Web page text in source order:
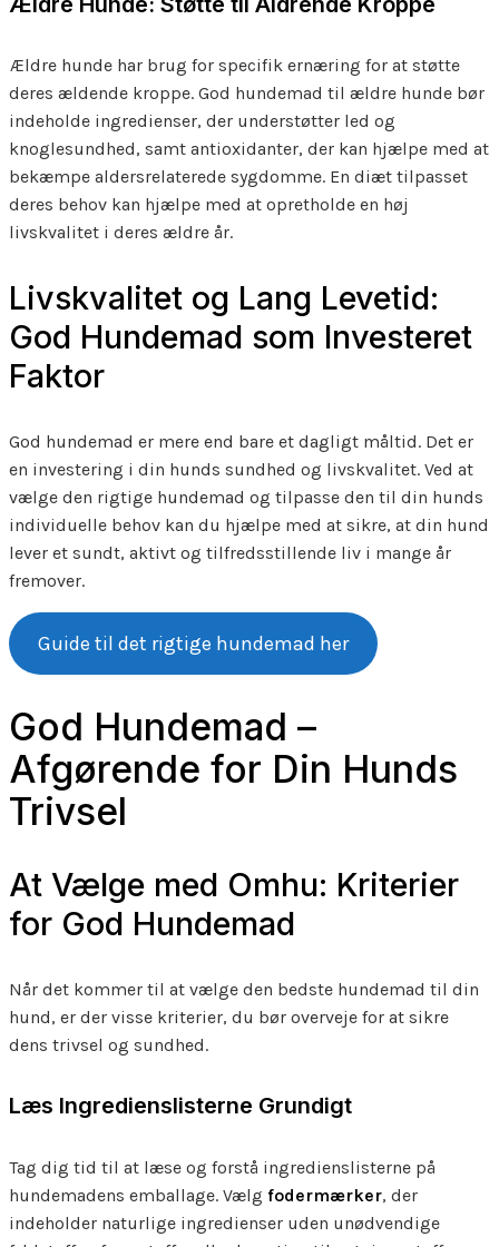
Ældre hunde har brug for specifik ernæring for at støtte
deres ældende kroppe. God hundemad til ældre hunde bør
indeholde ingredienser, der understøtter led og
knoglesundhed, samt antioxidanter, der kan hjælpe med at
bekæmpe aldersrelaterede sygdomme. En diæt tilpasset
deres behov kan hjælpe med at opretholde en høj
livskvalitet i deres ældre år.
Livskvalitet og Lang Levetid:
God Hundemad som Investeret
Faktor
God hundemad er mere end bare et dagligt måltid. Det er
en investering i din hunds sundhed og livskvalitet. Ved at
vælge den rigtige hundemad og tilpasse den til din hunds
individuelle behov kan du hjælpe med at sikre, at din hund
lever et sundt, aktivt og tilfredsstillende liv i mange år
fremover.
Guide til det rigtige hundemad her
God Hundemad –
Afgørende for Din Hunds
Trivsel
At Vælge med Omhu: Kriterier
for God Hundemad
Når det kommer til at vælge den bedste hundemad til din
hund, er der visse kriterier, du bør overveje for at sikre
dens trivsel og sundhed.
Læs Ingredienslisterne Grundigt
Tag dig tid til at læse og forstå ingredienslisterne på
hundemadens emballage. Vælg fodermærker, der
indeholder naturlige ingredienser uden unødvendige